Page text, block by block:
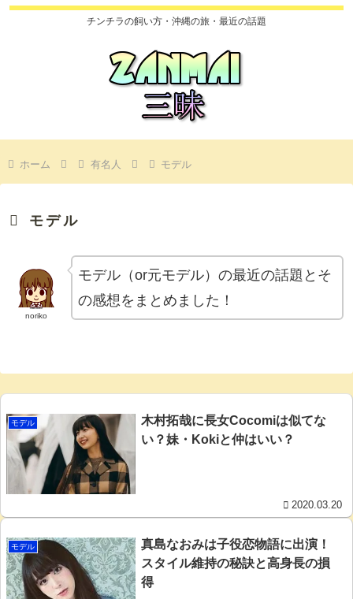
チンチラの飼い方・沖縄の旅・最近の話題
ホーム 有名人 モデル
モデル
noriko
モデル（or元モデル）の最近の話題とそ
の感想をまとめました！
モデル
木村拓哉に長女Cocomiは似てな
い？妹・Kokiと仲はいい？
2020.03.20
モデル
真島なおみは子役恋物語に出演！
スタイル維持の秘訣と高身長の損
得